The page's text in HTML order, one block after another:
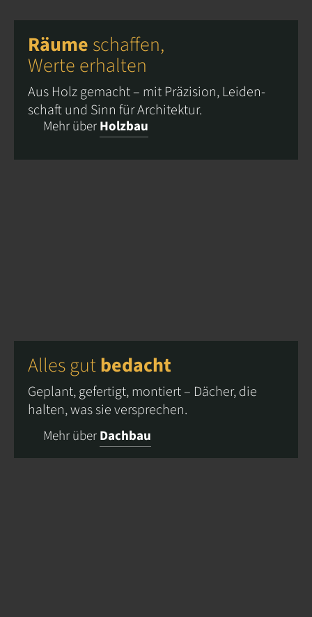
Räume schaffen,
Werte erhalten
Aus Holz gemacht – mit Präzision, Leiden­
schaft und Sinn für Architektur.
Mehr überHolzbau
Alles gutbedacht
Geplant, gefertigt, montiert – Dächer, die
halten, was sie versprechen.
Mehr überDachbau